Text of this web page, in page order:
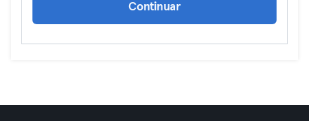
Continuar